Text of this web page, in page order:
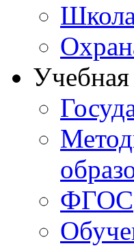
Учебная
ФГОС